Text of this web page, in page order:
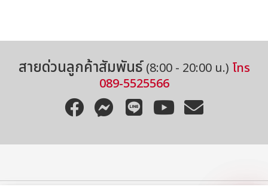
สายด่วนลูกค้าสัมพันธ์ (8:00 - 20:00 น.) โทร
089-5525566